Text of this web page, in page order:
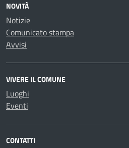
NOVITÀ
Notizie
Comunicato stampa
Avvisi
VIVERE IL COMUNE
Luoghi
Eventi
CONTATTI